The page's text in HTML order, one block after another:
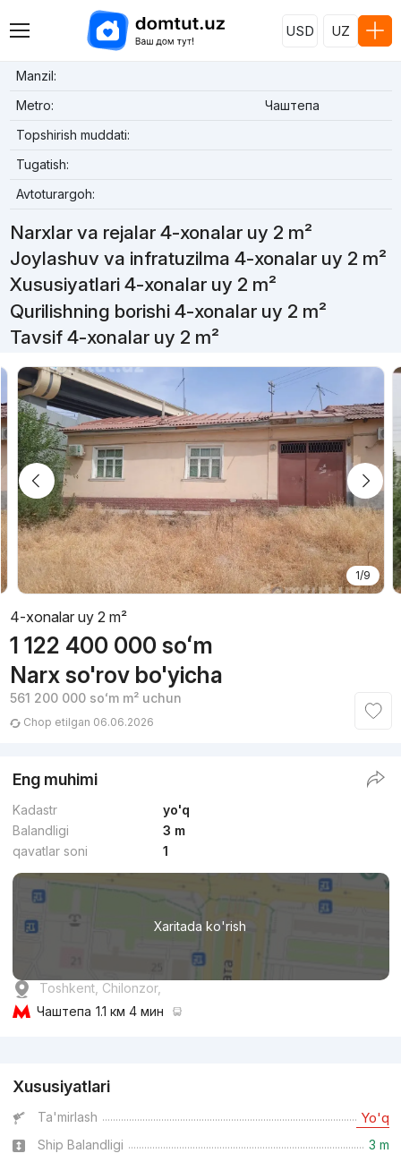
USD UZ
Manzil:
Metro:
Чаштепа
Topshirish muddati:
Tugatish:
Avtoturargoh:
Narxlar va rejalar 4-xonalar uy 2 m²
Joylashuv va infratuzilma 4-xonalar uy 2 m²
Xususiyatlari 4-xonalar uy 2 m²
Qurilishning borishi 4-xonalar uy 2 m²
Tavsif 4-xonalar uy 2 m²
1/9
4-xonalar uy 2 m²
1 122 400 000 soʻm
Narx so'rov bo'yicha
561 200 000 soʻmm² uchun
Chop etilgan 06.06.2026
Eng muhimi
Kadastr
yo'q
Balandligi
3 m
qavatlar soni
1
Xaritada ko'rish
Toshkent, Chilonzor,
Чаштепа 1.1 км 4 мин
Xususiyatlari
Ta'mirlash Yo'q
Ship Balandligi 3 m